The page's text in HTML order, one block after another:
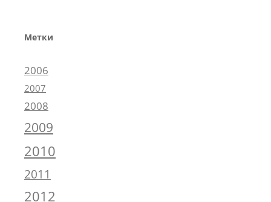
Метки
2006
2007
2008
2009
2010
2011
2012